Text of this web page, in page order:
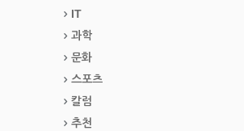
IT
과학
문화
스포츠
칼럼
추천